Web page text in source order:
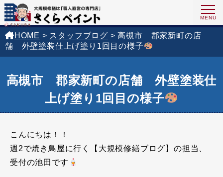
HOME > スタッフブログ >高槻市 郡家新町の店
舗 外壁塗装仕上げ塗り1回目の様子
高槻市 郡家新町の店舗 外壁塗装仕
上げ塗り1回目の様子
こんにちは！！
週2で焼き鳥屋に行く【大規模修繕ブログ】の担当、
受付の池田です